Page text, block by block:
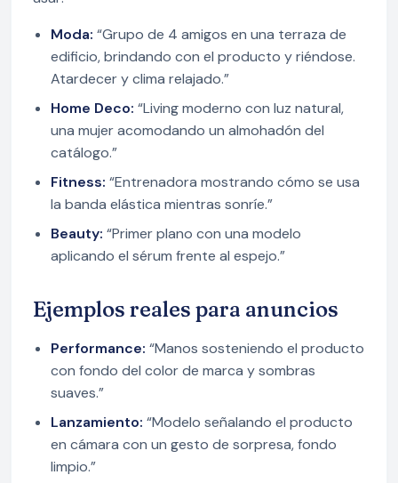
Moda: “Grupo de 4 amigos en una terraza de
edificio, brindando con el producto y riéndose.
Atardecer y clima relajado.”
Home Deco: “Living moderno con luz natural,
una mujer acomodando un almohadón del
catálogo.”
Fitness: “Entrenadora mostrando cómo se usa
la banda elástica mientras sonríe.”
Beauty: “Primer plano con una modelo
aplicando el sérum frente al espejo.”
Ejemplos reales para anuncios
Performance: “Manos sosteniendo el producto
con fondo del color de marca y sombras
suaves.”
Lanzamiento: “Modelo señalando el producto
en cámara con un gesto de sorpresa, fondo
limpio.”